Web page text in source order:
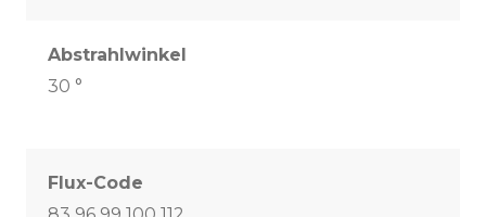
Abstrahlwinkel
30 °
Flux-Code